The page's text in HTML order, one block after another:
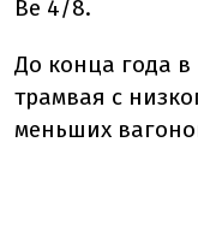
Be 4/8.
До конца года в
трамвая с
меньших